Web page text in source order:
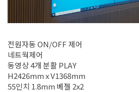
전원자동 ON/OFF 제어
네트웍제어
동영상 4개 분활 PLAY
H2426mm x V1368mm
55인치 1.8mm 베젤 2x2